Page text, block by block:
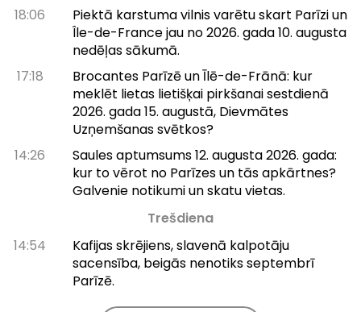
18:06
Piektā karstuma vilnis varētu skart Parīzi un
Île-de-France jau no 2026. gada 10. augusta
nedēļas sākumā.
17:18
Brocantes Parīzē un Īlē-de-Frānā: kur
meklēt lietas lietišķai pirkšanai sestdienā
2026. gada 15. augustā, Dievmātes
Uzņemšanas svētkos?
14:26
Saules aptumsums 12. augusta 2026. gada:
kur to vērot no Parīzes un tās apkārtnes?
Galvenie notikumi un skatu vietas.
Trešdiena
14:54
Kafijas skrējiens, slavenā kalpotāju
sacensība, beigās nenotiks septembrī
Parīzē.